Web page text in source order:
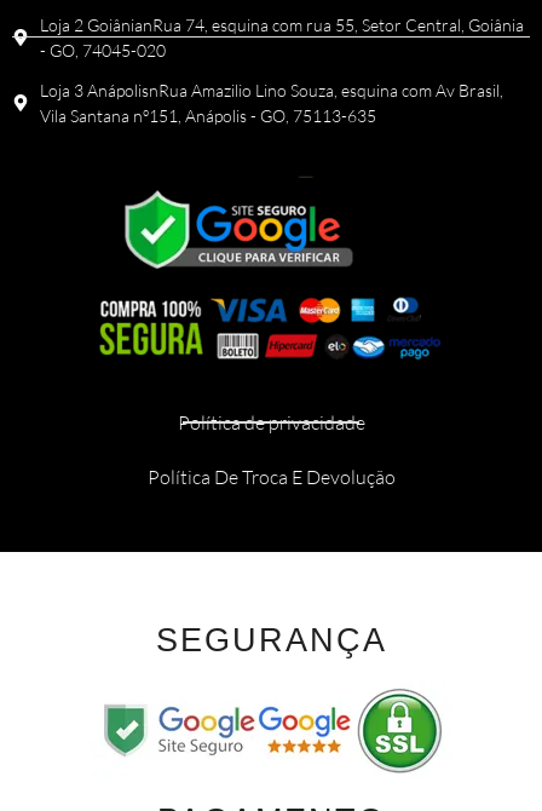
Loja 2 GoiânianRua 74, esquina com rua 55, Setor Central, Goiânia
- GO, 74045-020
Loja 3 AnápolisnRua Amazilio Lino Souza, esquina com Av Brasil,
Vila Santana nº151, Anápolis - GO, 75113-635
Política de privacidade
Política De Troca E Devolução
SEGURANÇA